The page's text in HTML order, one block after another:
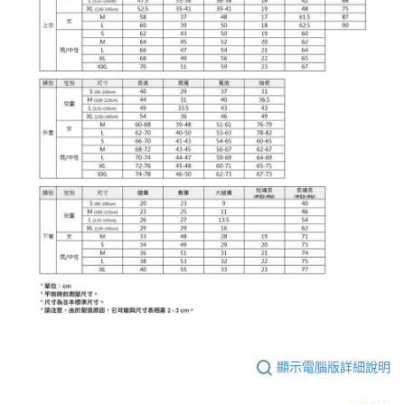
顯示電腦版詳細說明